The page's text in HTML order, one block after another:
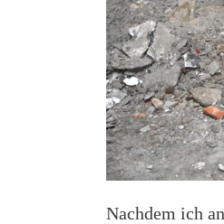
Nachdem ich